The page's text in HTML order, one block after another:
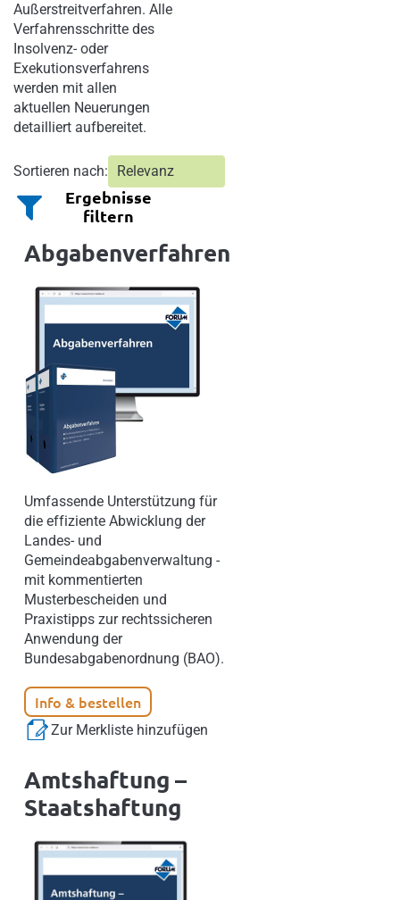
Außerstreitverfahren. Alle
Verfahrensschritte des
Insolvenz- oder
Exekutionsverfahrens
werden mit allen
aktuellen Neuerungen
detailliert aufbereitet.
Sortieren nach:
Ergebnisse
filtern
Abgabenverfahren
Umfassende Unterstützung für
die effiziente Abwicklung der
Landes- und
Gemeindeabgabenverwaltung -
mit kommentierten
Musterbescheiden und
Praxistipps zur rechtssicheren
Anwendung der
Bundesabgabenordnung (BAO).
Info & bestellen
Zur Merkliste hinzufügen
Amtshaftung –
Staatshaftung